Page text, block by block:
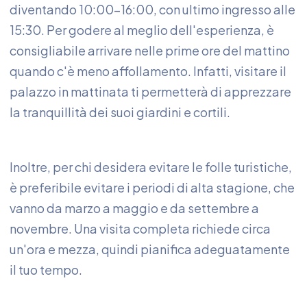
diventando 10:00-16:00, con ultimo ingresso alle
15:30. Per godere al meglio dell'esperienza, è
consigliabile arrivare nelle prime ore del mattino
quando c'è meno affollamento. Infatti, visitare il
palazzo in mattinata ti permetterà di apprezzare
la tranquillità dei suoi giardini e cortili.
Inoltre, per chi desidera evitare le folle turistiche,
è preferibile evitare i periodi di alta stagione, che
vanno da marzo a maggio e da settembre a
novembre. Una visita completa richiede circa
un'ora e mezza, quindi pianifica adeguatamente
il tuo tempo.